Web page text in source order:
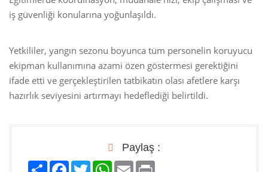
iş güvenliği konularına yoğunlaşıldı.
Yetkililer, yangın sezonu boyunca tüm personelin koruyucu
ekipman kullanımına azami özen göstermesi gerektiğini
ifade etti ve gerçekleştirilen tatbikatın olası afetlere karşı
hazırlık seviyesini artırmayı hedeflediği belirtildi.
Paylaş :
PaylaşFacebook
TwitterWhatsApp
Email